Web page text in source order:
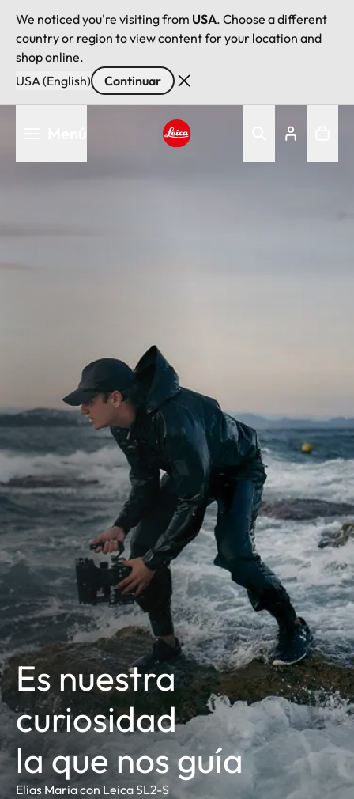
We noticed you're visiting from USA. Choose a different
country or region to view content for your location and
shop online.
USA (English)
Continuar
Es nuestra
curiosidad
la que nos guía
Elias Maria con Leica SL2-S